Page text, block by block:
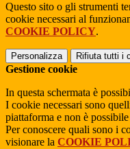
Questo sito o gli strumenti
cookie necessari al
COOKIE POLICY.
Personalizza Rifiuta tutti i
Gestione cookie
In questa schermata è
I cookie necessari sono
piattaforma e non è
Per conoscere quali sono i
visionare la COOKIE